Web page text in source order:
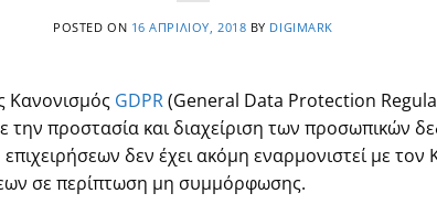
POSTED ON 16 ΑΠΡΙΛΊΟΥ, 2018 BY DIGIMARK
Κανονισμός GDPR(General Data Protection
προστασία και διαχείριση των προσωπικών
δεν έχει ακόμη εναρμονιστεί με
σε περίπτωση μη συμμόρφωσης.